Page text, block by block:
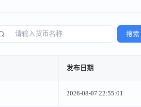
搜索
发布日期
2026-08-07 22:55:01